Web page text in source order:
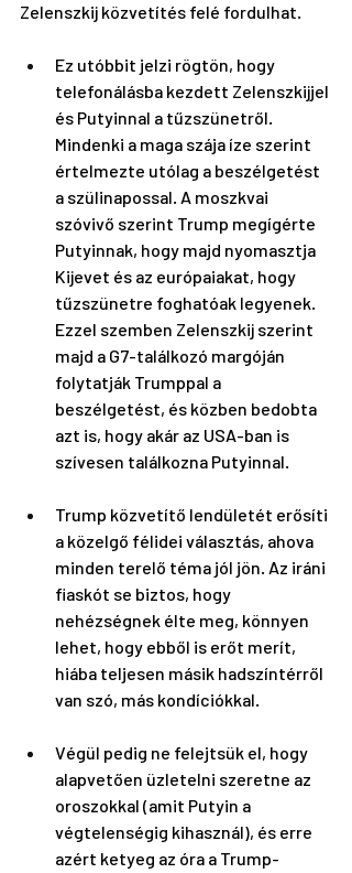
Zelenszkij közvetítés felé fordulhat.
Ez utóbbit jelzi rögtön, hogy
telefonálásba kezdett Zelenszkijjel
és Putyinnal a tűzszünetről.
Mindenki a maga szája íze szerint
értelmezte utólag a beszélgetést
a szülinapossal. A moszkvai
szóvivő szerint Trump megígérte
Putyinnak, hogy majd nyomasztja
Kijevet és az európaiakat, hogy
tűzszünetre foghatóak legyenek.
Ezzel szemben Zelenszkij szerint
majd a G7-találkozó margóján
folytatják Trumppal a
beszélgetést, és közben bedobta
azt is, hogy akár az USA-ban is
szívesen találkozna Putyinnal.
Trump közvetítő lendületét erősíti
a közelgő félidei választás, ahova
minden terelő téma jól jön. Az iráni
fiaskót se biztos, hogy
nehézségnek élte meg, könnyen
lehet, hogy ebből is erőt merít,
hiába teljesen másik hadszíntérről
van szó, más kondíciókkal.
Végül pedig ne felejtsük el, hogy
alapvetően üzletelni szeretne az
oroszokkal (amit Putyin a
végtelenségig kihasznál), és erre
azért ketyeg az óra a Trump-